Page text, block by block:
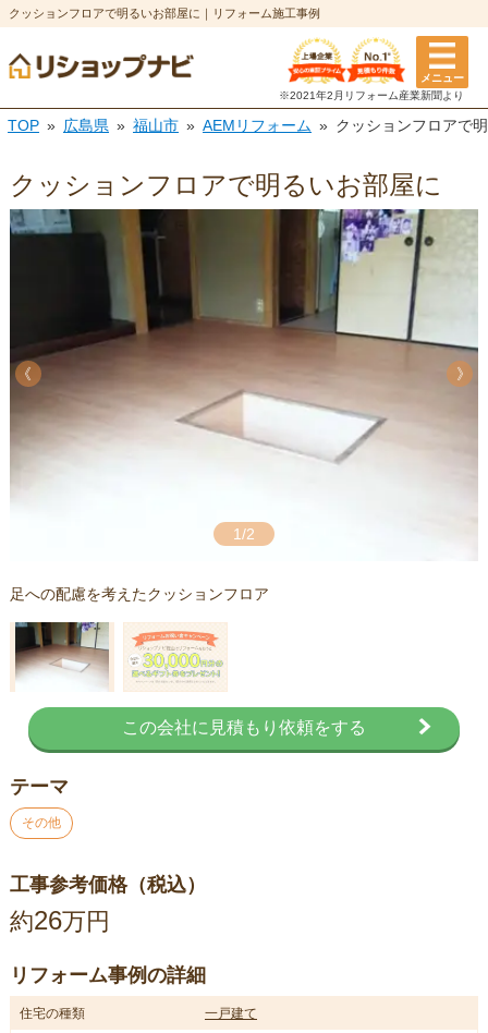
クッションフロアで明るいお部屋に｜リフォーム施工事例
メニュー
※2021年2月リフォーム産業新聞より
TOP 広島県 福山市 AEMリフォーム クッションフロアで
クッションフロアで明るいお部屋に
1/2
《
《
足への配慮を考えたクッションフロア
この会社に見積もり依頼をする
テーマ
その他
工事参考価格（税込）
約26万円
リフォーム事例の詳細
住宅の種類 一戸建て